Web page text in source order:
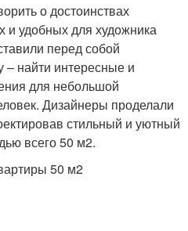
о достоинствах
и удобных для художника
перед собой
– найти интересные и
для небольшой
Дизайнеры проделали
стильный и уютный
всего 50 м2.
50 м2